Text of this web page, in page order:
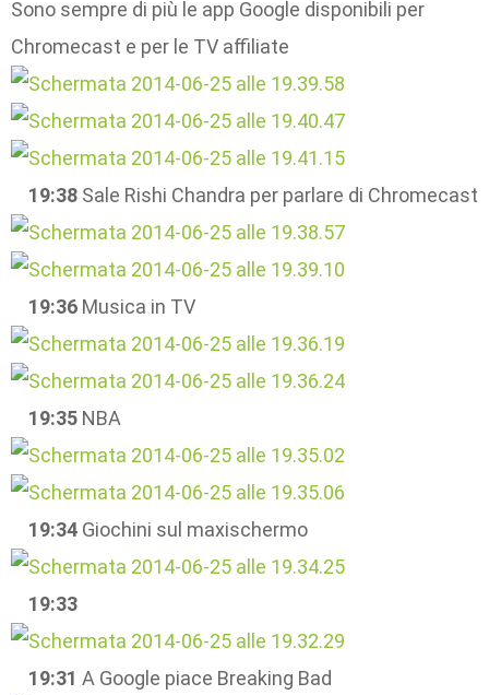
Sono sempre di più le app Google disponibili per
Chromecast e per le TV affiliate
19:38 Sale Rishi Chandra per parlare di Chromecast
19:36 Musica in TV
19:35 NBA
19:34 Giochini sul maxischermo
19:33
19:31 A Google piace Breaking Bad